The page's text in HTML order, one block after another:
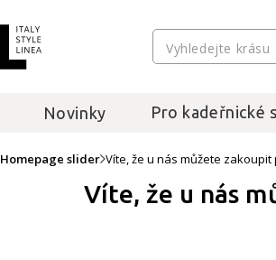
Novinky Pro kadeřnické
Homepage slider Víte, že u nás můžete
Víte, že u nás